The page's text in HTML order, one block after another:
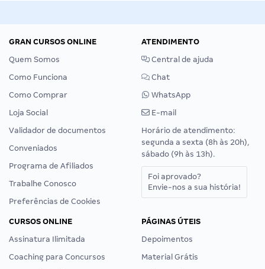
GRAN CURSOS ONLINE
Quem Somos
Como Funciona
Como Comprar
Loja Social
Validador de documentos
Conveniados
Programa de Afiliados
Trabalhe Conosco
Preferências de Cookies
ATENDIMENTO
Central de ajuda
Chat
WhatsApp
E-mail
Horário de atendimento:
segunda a sexta (8h às 20h),
sábado (9h às 13h).
Foi aprovado?
Envie-nos a sua história!
CURSOS ONLINE
Assinatura Ilimitada
Coaching para Concursos
PÁGINAS ÚTEIS
Depoimentos
Material Grátis